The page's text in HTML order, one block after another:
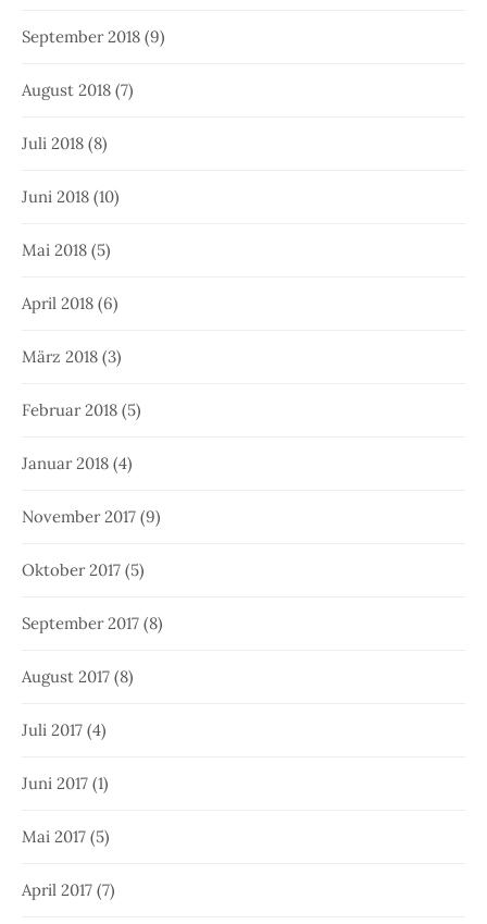
September 2018 (9)
August 2018 (7)
Juli 2018 (8)
Juni 2018 (10)
Mai 2018 (5)
April 2018 (6)
März 2018 (3)
Februar 2018 (5)
Januar 2018 (4)
November 2017 (9)
Oktober 2017 (5)
September 2017 (8)
August 2017 (8)
Juli 2017 (4)
Juni 2017 (1)
Mai 2017 (5)
April 2017 (7)